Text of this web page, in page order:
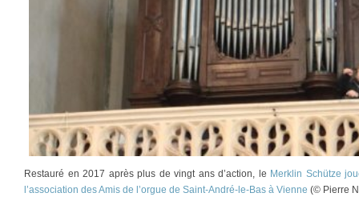
Restauré en 2017 après plus de vingt ans d’action, le Merklin Schütze
l’association des Amis de l’orgue de Saint-André-le-Bas à Vienne (© Pierre